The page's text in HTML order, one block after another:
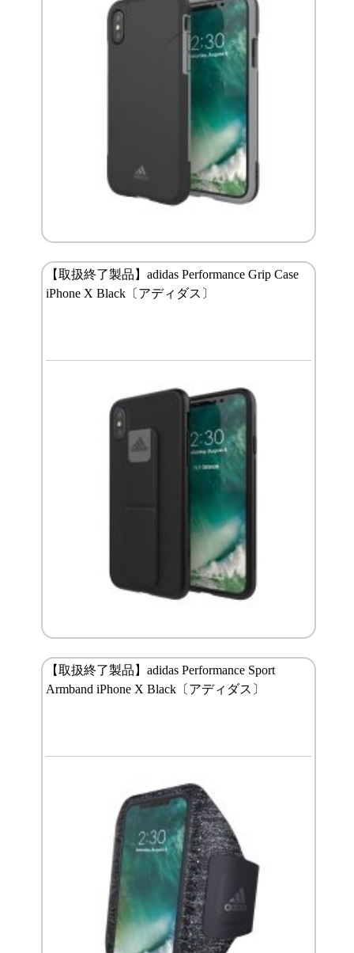
【取扱終了製品】adidas Performance Grip Case
iPhone X Black〔アディダス〕
【取扱終了製品】adidas Performance Sport
Armband iPhone X Black〔アディダス〕